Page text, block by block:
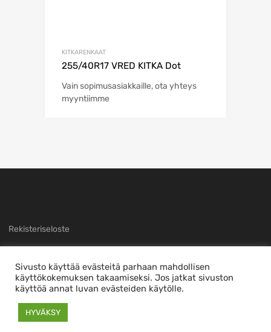
KITKARENKAAT
255/40R17 VRED KITKA Dot
Vain sopimusasiakkaille, ota yhteys
myyntiimme
Rekisteriseloste
Copyright ©2026 Sivuston toteutti
Sivusto käyttää evästeitä parhaan mahdollisen
käyttökokemuksen takaamiseksi. Jos jatkat sivuston
käyttöä annat luvan evästeiden käytölle.
HYVÄKSY
This is a demo store for testing purposes — no orders shall be fulfilled.
Piilota tämä ilmoitus